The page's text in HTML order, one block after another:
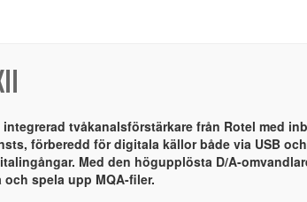
integrerad tvåkanalsförstärkare från Rotel med
förberedd för digitala källor både via USB och
Med den högupplösta D/A-
spela upp MQA-filer.